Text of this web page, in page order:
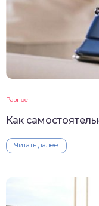
Разное
Как
Читать далее